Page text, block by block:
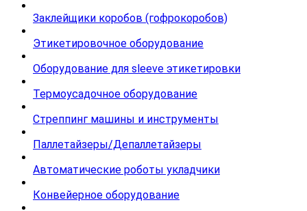
Заклейщики коробов (гофрокоробов)
Этикетировочное оборудование
Оборудование для sleeve этикетировки
Термоусадочное оборудование
Стреппинг машины и инструменты
Паллетайзеры/Депаллетайзеры
Автоматические роботы укладчики
Конвейерное оборудование